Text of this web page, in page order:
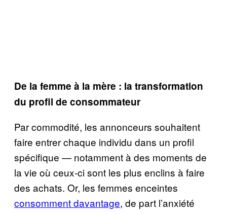
De la femme à la mère : la transformation
du profil de consommateur
Par commodité, les annonceurs souhaitent
faire entrer chaque individu dans un profil
spécifique — notamment à des moments de
la vie où ceux-ci sont les plus enclins à faire
des achats. Or, les femmes enceintes
consomment davantage, de part l’anxiété